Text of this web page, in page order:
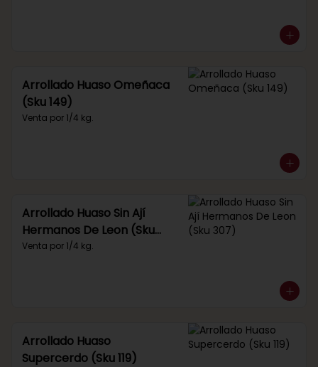
Arrollado Huaso Omeñaca
(Sku 149)
Venta por 1/4 kg.
Arrollado Huaso Sin Ají
Hermanos De Leon (Sku
307)
Venta por 1/4 kg.
Arrollado Huaso
Supercerdo (Sku 119)